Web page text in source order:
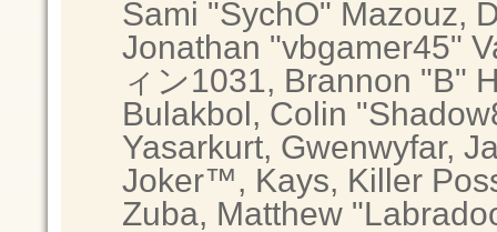
Sami "SychO" Mazouz,
Jonathan "vbgamer45"
ィン1031, Brannon "B"
Bulakbol, Colin
Yasarkurt, Gwenwyfar,
Joker™, Kays, Killer
Zuba, Matthew